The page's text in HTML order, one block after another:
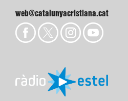
web@catalunyacristiana.cat